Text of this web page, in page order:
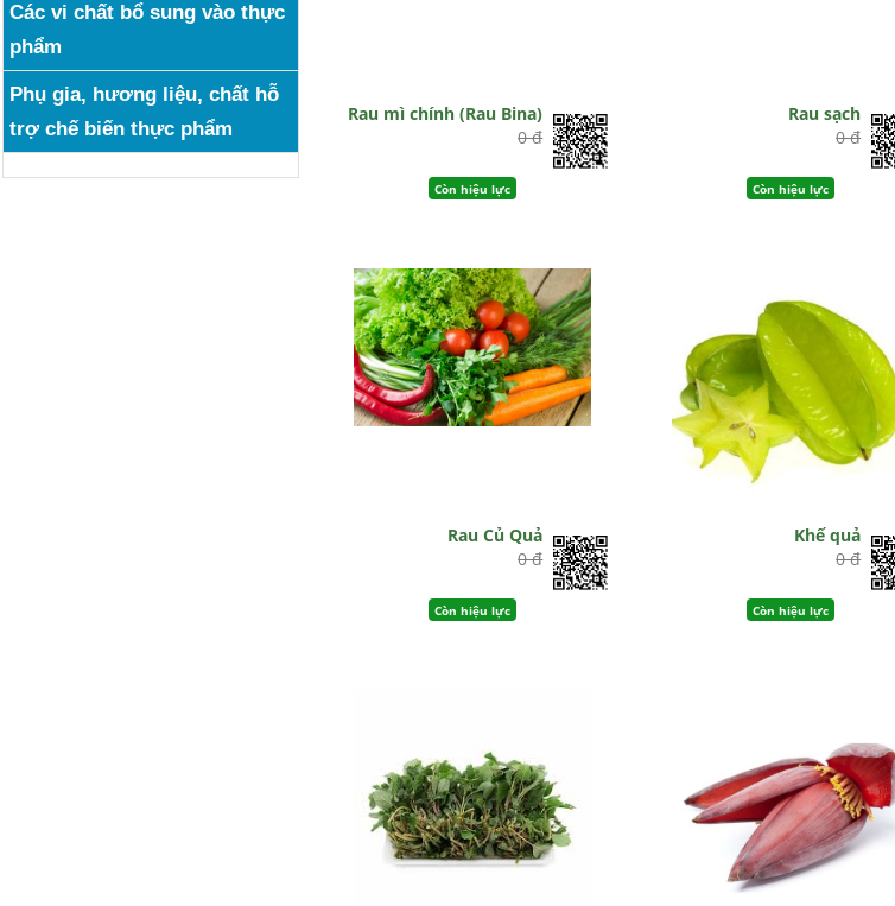
Các vi chất bổ sung vào thực
phẩm
Phụ gia, hương liệu, chất hỗ
trợ chế biến thực phẩm
Rau mì chính (Rau Bina)
0 đ
Còn hiệu lực
Rau sạch
0 đ
Còn hiệu lực
Rau Củ Quả
0 đ
Còn hiệu lực
Khế quả
0 đ
Còn hiệu lực